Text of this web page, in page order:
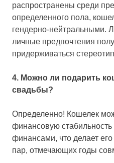
распространены среди
определенного пола,
гендерно-нейтральными.
личные предпочтения
придерживаться
4. Можно ли подарить
свадьбы?
Определенно! Кошелек
финансовую
финансами, что делает
пар, отмечающих годы